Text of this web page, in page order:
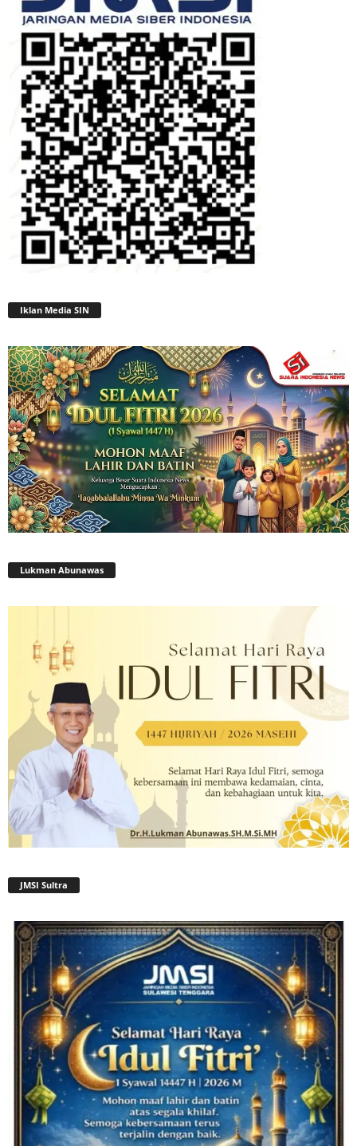
Iklan Media SIN
Lukman Abunawas
JMSI Sultra